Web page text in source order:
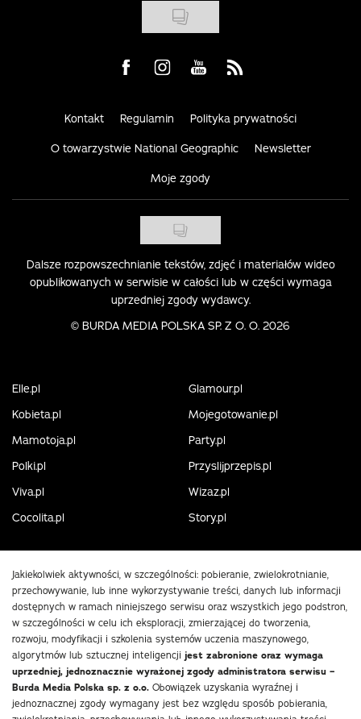
Visit us on Facebook
Visit us on Instagram
Visit us on Youtube
Visit us on Rss
Kontakt Regulamin Polityka prywatności
O towarzystwie National Geographic Newsletter
Moje zgody
Dalsze rozpowszechnianie tekstów, zdjęć i materiałów wideo
opublikowanych w serwisie w całości lub w części wymaga
uprzedniej zgody wydawcy.
© BURDA MEDIA POLSKA SP. Z O. O. 2026
Elle.pl
Glamour.pl
Kobieta.pl
Mojegotowanie.pl
Mamotoja.pl
Party.pl
Polki.pl
Przyslijprzepis.pl
Viva.pl
Wizaz.pl
Cocolita.pl
Story.pl
Jakiekolwiek aktywności, w szczególności: pobieranie, zwielokrotnianie,
przechowywanie, lub inne wykorzystywanie treści, danych lub informacji
dostępnych w ramach niniejszego serwisu oraz wszystkich jego podstron,
w szczególności w celu ich eksploracji, zmierzającej do tworzenia,
rozwoju, modyfikacji i szkolenia systemów uczenia maszynowego,
algorytmów lub sztucznej inteligencji jest zabronione oraz wymaga
uprzedniej, jednoznacznie wyrażonej zgody administratora serwisu –
Burda Media Polska sp. z o.o. Obowiązek uzyskania wyraźnej i
jednoznacznej zgody wymagany jest bez względu sposób pobierania,